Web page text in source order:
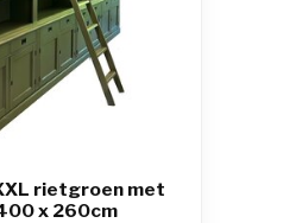
rietgroen met
x 260cm